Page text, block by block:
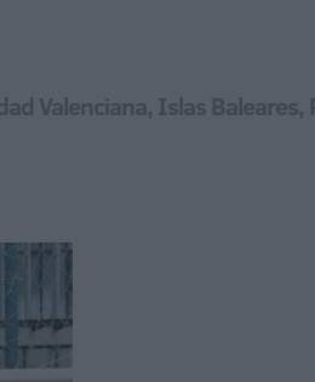
Valenciana, Islas